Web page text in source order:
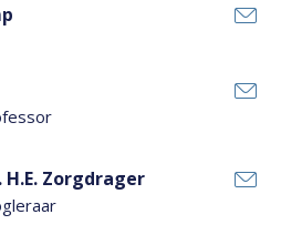
H.E. Zorgdrager